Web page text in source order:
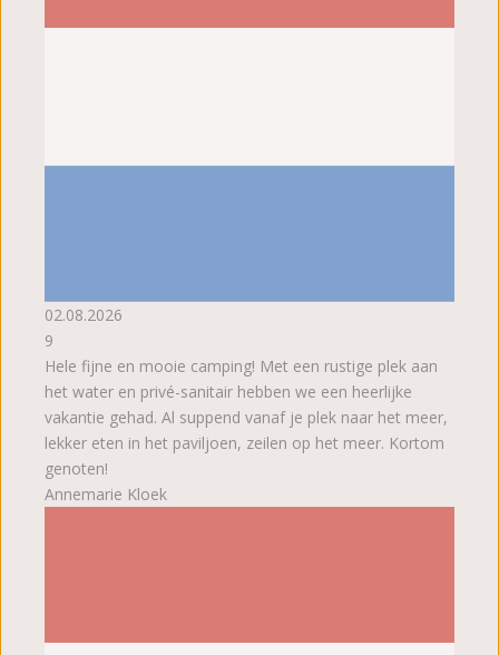
02.08.2026
9
Hele fijne en mooie camping! Met een rustige plek aan
het water en privé-sanitair hebben we een heerlijke
vakantie gehad. Al suppend vanaf je plek naar het meer,
lekker eten in het paviljoen, zeilen op het meer. Kortom
genoten!
Annemarie Kloek